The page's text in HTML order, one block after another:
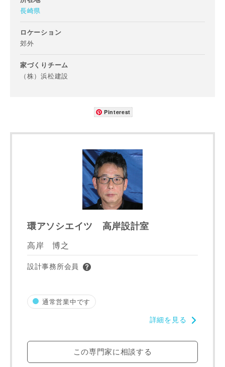
長崎県
ロケーション
郊外
家づくりチーム
（株）浜松建設
Pinterest
環アソシエイツ 高岸設計室
高岸 博之
設計事務所会員
通常営業中です
詳細を見る
この専門家に相談する
同居する家族構成
資料請求にあたっての注意事項
当社は，当社のプライバシーポリシー
た専門家へ提供すること、または当社サービスのご案内のた
めに利用します。
当社は、本サービス又は利用契約に関し，お客様に発生した
専門家の都合により、資料の送付が遅くなったり、送付でき